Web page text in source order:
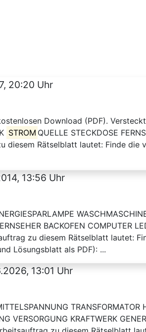
20:20 Uhr
Download (PDF).
STROM QUELLE STECKDOSE
diesem Rätselblatt lautet: Finde
13:56 Uhr
BACKOFEN COMPUTER
zu diesem Rätselblatt lautet:
Lösungsblatt als PDF): ...
13:01 Uhr
TRANSFORMATOR
VERSORGUNG KRAFTWERK